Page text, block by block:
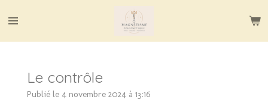
au
Le contrôle
Publié le 4 novembre 2024 à 13:16